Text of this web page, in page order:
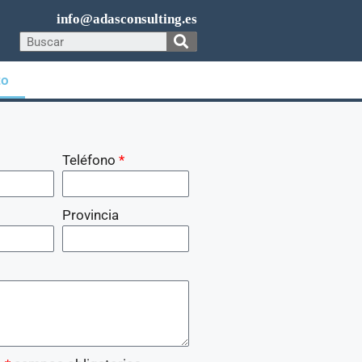
info@adasconsulting.es
Teléfono
Provincia